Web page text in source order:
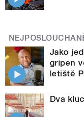
Jako
gripen
letiště
Dva